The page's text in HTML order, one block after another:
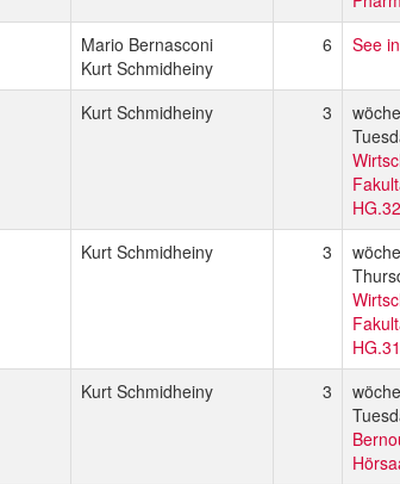
Mario Bernasconi
Kurt Schmidheiny
6 See
Kurt Schmidheiny 3
HG.32
Kurt Schmidheiny 3
HG.31
Kurt Schmidheiny 3